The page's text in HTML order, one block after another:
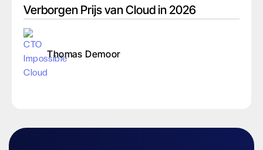
Verborgen Prijs van Cloud in 2026
Thomas Demoor